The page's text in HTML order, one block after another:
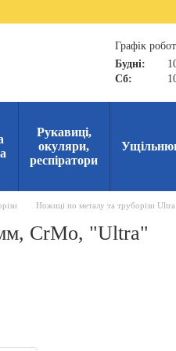
Графік
Будні:
Сб:
Рукавиці,
окуляри,
респіратори
Ножиці по металу та труборізи Ultra
CrMo, "Ultra"